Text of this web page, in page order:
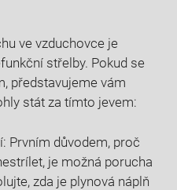
ve vzduchovce je
střelby. Pokud se
představujeme vám
stát za tímto jevem:
Prvním důvodem, proč
je možná porucha
zda je plynová náplň